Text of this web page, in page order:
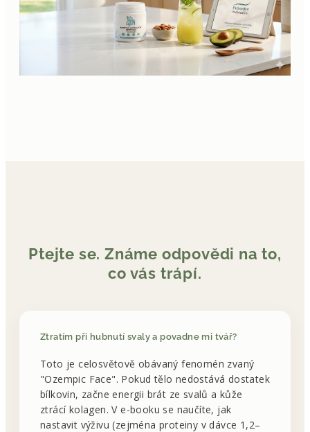
Ptejte se. Známe odpovědi na to,
co vás trápí.
Ztratím při hubnutí svaly a povadne mi tvář?
Toto je celosvětově obávaný fenomén zvaný
"Ozempic Face". Pokud tělo nedostává dostatek
bílkovin, začne energii brát ze svalů a kůže
ztrácí kolagen. V e-booku se naučíte, jak
nastavit výživu (zejména proteiny v dávce 1,2–